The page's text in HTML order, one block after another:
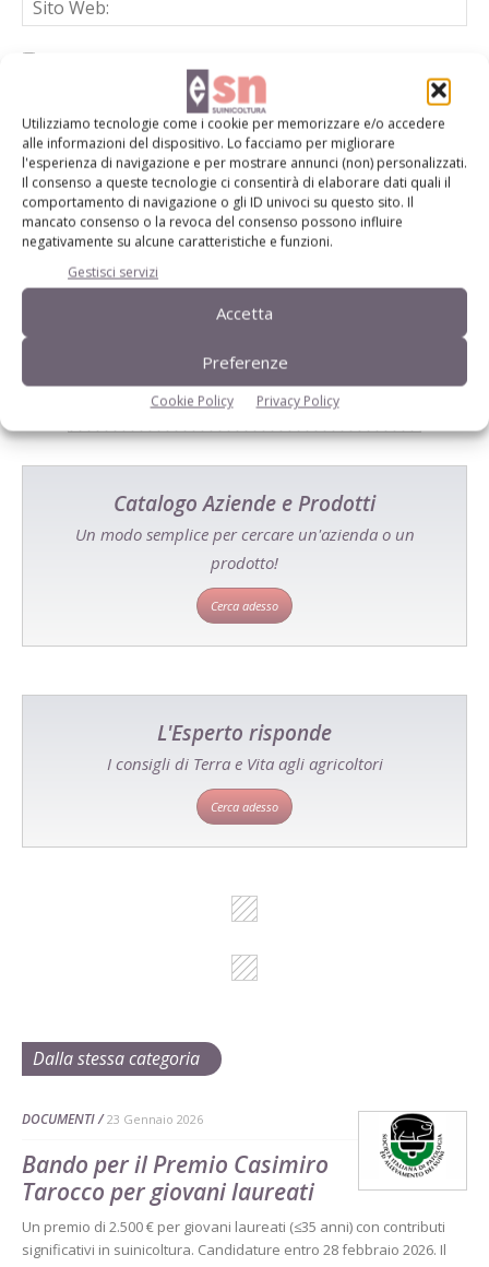
Utilizziamo tecnologie come i cookie per memorizzare e/o accedere
alle informazioni del dispositivo. Lo facciamo per migliorare
l'esperienza di navigazione e per mostrare annunci (non) personalizzati.
Il consenso a queste tecnologie ci consentirà di elaborare dati quali il
comportamento di navigazione o gli ID univoci su questo sito. Il
mancato consenso o la revoca del consenso possono influire
negativamente su alcune caratteristiche e funzioni.
Gestisci servizi
Accetta
Preferenze
Cookie Policy Privacy Policy
prossima volta che commento.
E-magazine
Catalogo Aziende e Prodotti
Un modo semplice per cercare un'azienda o un
prodotto!
Cerca adesso
L'Esperto risponde
I consigli di Terra e Vita agli agricoltori
Cerca adesso
Dalla stessa categoria
DOCUMENTI 23 Gennaio 2026
Bando per il Premio Casimiro
Tarocco per giovani laureati
Un premio di 2.500 € per giovani laureati (≤35 anni) con contributi
significativi in suinicoltura. Candidature entro 28 febbraio 2026. Il